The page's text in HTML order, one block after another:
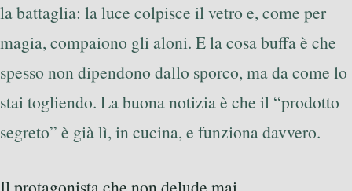
la battaglia: la luce colpisce il vetro e, come per
magia, compaiono gli aloni. E la cosa buffa è che
spesso non dipendono dallo sporco, ma da come lo
stai togliendo. La buona notizia è che il “prodotto
segreto” è già lì, in cucina, e funziona davvero.